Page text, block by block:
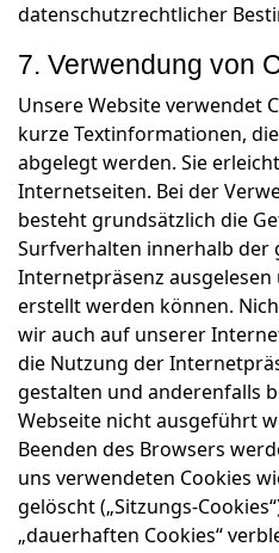
datenschutzrechtlicher
7. Verwendung von
Unsere Website verwendet
kurze Textinformationen,
abgelegt werden. Sie
Internetseiten. Bei der
besteht grundsätzlich die
Surfverhalten innerhalb der
Internetpräsenz
erstellt werden können.
wir auch auf unserer
die Nutzung der
gestalten und anderenfalls
Webseite nicht ausgeführt
Beenden des Browsers
uns verwendeten Cookies
gelöscht („Sitzungs-
„dauerhaften Cookies“